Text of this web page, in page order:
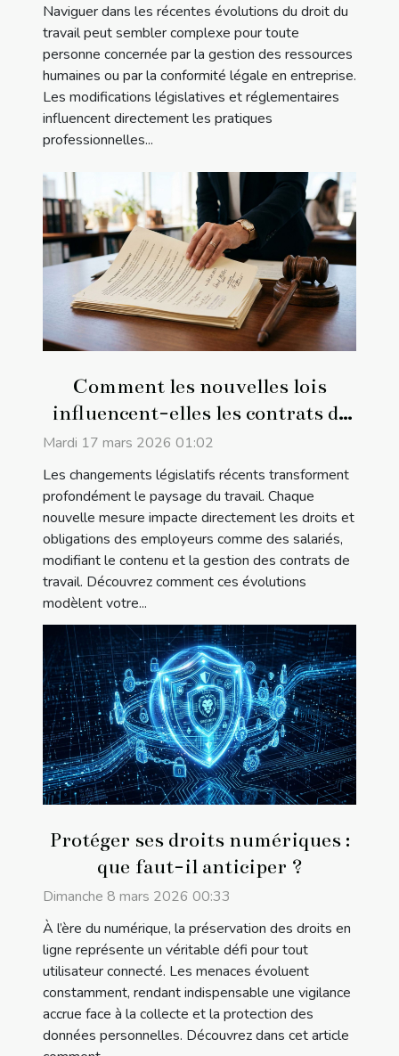
Naviguer dans les récentes évolutions du droit du
travail peut sembler complexe pour toute
personne concernée par la gestion des ressources
humaines ou par la conformité légale en entreprise.
Les modifications législatives et réglementaires
influencent directement les pratiques
professionnelles...
Comment les nouvelles lois
influencent-elles les contrats de
travail ?
Mardi 17 mars 2026 01:02
Les changements législatifs récents transforment
profondément le paysage du travail. Chaque
nouvelle mesure impacte directement les droits et
obligations des employeurs comme des salariés,
modifiant le contenu et la gestion des contrats de
travail. Découvrez comment ces évolutions
modèlent votre...
Protéger ses droits numériques :
que faut-il anticiper ?
Dimanche 8 mars 2026 00:33
À l’ère du numérique, la préservation des droits en
ligne représente un véritable défi pour tout
utilisateur connecté. Les menaces évoluent
constamment, rendant indispensable une vigilance
accrue face à la collecte et la protection des
données personnelles. Découvrez dans cet article